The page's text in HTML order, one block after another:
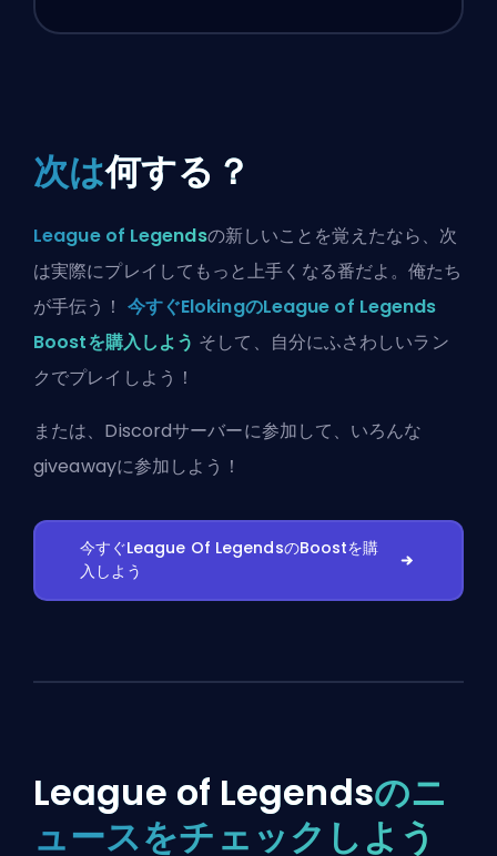
次は何する？
League of Legendsの新しいことを覚えたなら、次
は実際にプレイしてもっと上手くなる番だよ。俺たち
が手伝う！ 今すぐElokingのLeague of Legends
Boostを購入しよう そして、自分にふさわしいラン
クでプレイしよう！
または、 Discordサーバーに参加して、いろんな
giveawayに参加しよう！
今すぐLeague Of LegendsのBoostを購
入しよう
League of Legendsのニ
ュースをチェックしよう